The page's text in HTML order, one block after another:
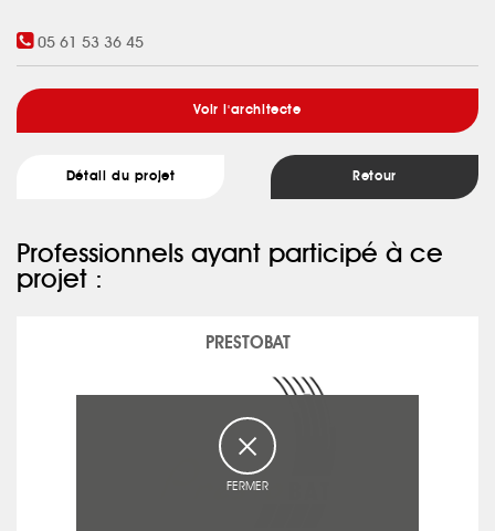
05 61 53 36 45
Voir l'architecte
Détail du projet Retour
Professionnels ayant participé à ce
projet :
PRESTOBAT
FERMER